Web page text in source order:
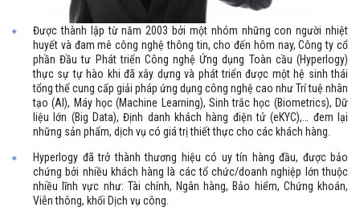
Được thành lập từ năm 2003 bởi một nhóm những con người nhiệt
huyết và đam mê công nghệ thông tin, cho đến hôm nay, Công ty cổ
phần Đầu tư Phát triển Công nghệ Ứng dụng Toàn cầu (Hyperlogy)
thực sự tự hào khi đã xây dựng và phát triển được một hệ sinh thái
tổng thể cung cấp giải pháp ứng dụng công nghệ cao như Trí tuệ nhân
tạo (AI), Máy học (Machine Learning), Sinh trắc học (Biometrics), Dữ
liệu lớn (Big Data), Định danh khách hàng điện tử (eKYC),… đem lại
những sản phẩm, dịch vụ có giá trị thiết thực cho các khách hàng.
Hyperlogy đã trở thành thương hiệu có uy tín hàng đầu, được bảo
chứng bởi nhiều khách hàng là các tổ chức/doanh nghiệp lớn thuộc
nhiều lĩnh vực như: Tài chính, Ngân hàng, Bảo hiểm, Chứng khoán,
Viễn thông, khối Dịch vụ công.